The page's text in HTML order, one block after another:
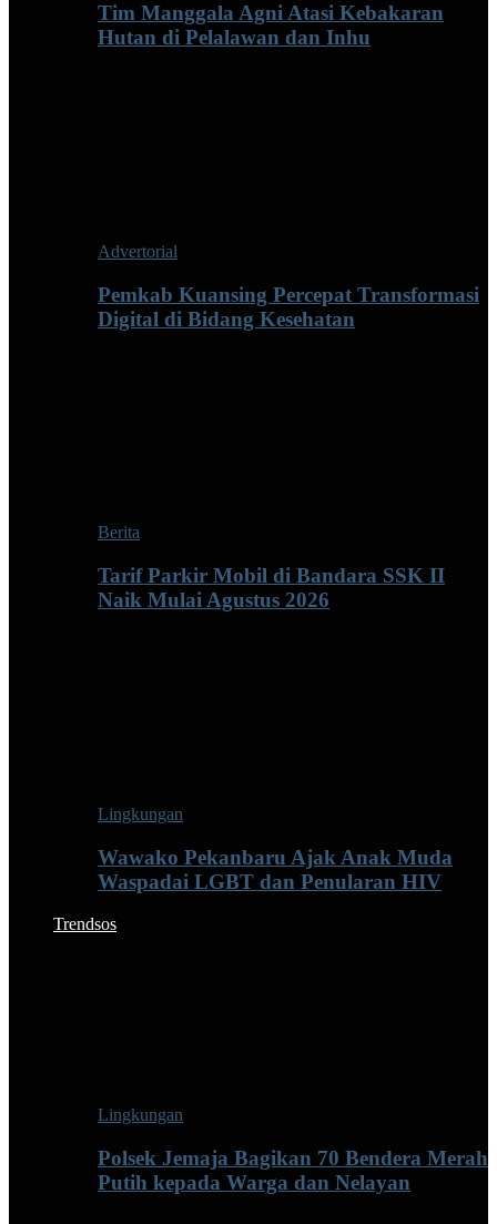
Tim Manggala Agni Atasi Kebakaran
Hutan di Pelalawan dan Inhu
Advertorial
Pemkab Kuansing Percepat Transformasi
Digital di Bidang Kesehatan
Berita
Tarif Parkir Mobil di Bandara SSK II
Naik Mulai Agustus 2026
Lingkungan
Wawako Pekanbaru Ajak Anak Muda
Waspadai LGBT dan Penularan HIV
Trendsos
Lingkungan
Polsek Jemaja Bagikan 70 Bendera Merah
Putih kepada Warga dan Nelayan